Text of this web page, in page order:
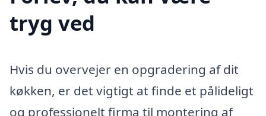
tryg ved
Hvis du overvejer en opgradering af dit
køkken, er det vigtigt at finde et pålideligt
og professionelt firma til montering af